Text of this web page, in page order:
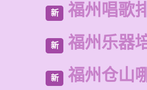
新 福州唱歌
新 福州乐器
新 福州仓山